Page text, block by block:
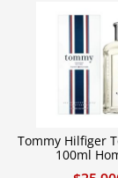
Tommy Hilfiger
100ml